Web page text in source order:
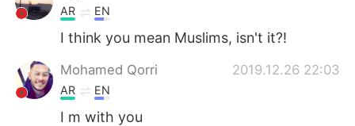
AR EN
I think you mean Muslims, isn't it?!
Mohamed Qorri 2019.12.26 22:03
AR EN
I m with you